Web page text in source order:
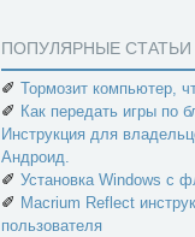
ПОПУЛЯРНЫЕ СТАТЬИ
✐ Тормозит компьютер,
✐ Как передать игры по
Инструкция для
Андроид.
✐ Установка Windows с
✐ Macrium Reflect
пользователя